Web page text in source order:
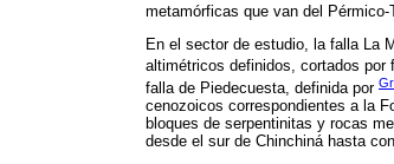
metamórficas que van del
En el sector de estudio, la falla La
altimétricos definidos, cortados por
falla de Piedecuesta, definida por
cenozoicos correspondientes a la
bloques de serpentinitas y rocas
desde el sur de Chinchiná hasta